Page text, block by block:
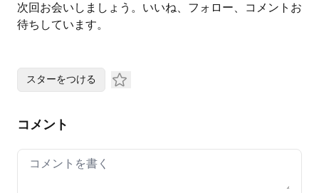
次回お会いしましょう。いいね、フォロー、コメントお
待ちしています。
スターをつける
コメント
Your comment